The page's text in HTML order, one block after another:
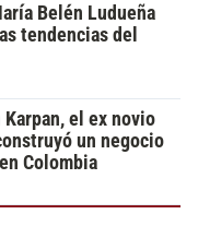
Belén Ludueña
tendencias del
el ex novio
un negocio
Colombia